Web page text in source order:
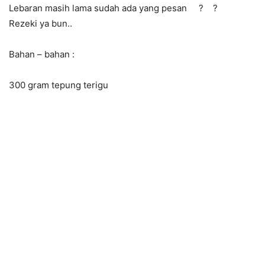
Lebaran masih lama sudah ada yang pesan ?
?
Rezeki ya bun..
Bahan – bahan :
300 gram tepung terigu